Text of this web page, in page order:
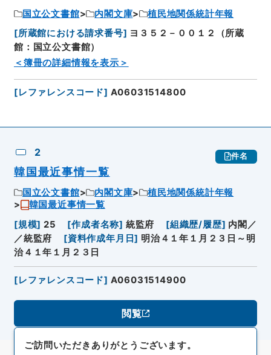
国立公文書館 内閣文庫
植民地関係統計年報
[所蔵館における請求番号] ヨ３５２－００１２（所蔵
館：国立公文書館）
＜簿冊の詳細情報を表示＞
[レファレンスコード] A06031514800
2 件名
韓国最近事情一覧
国立公文書館 内閣文庫
植民地関係統計年報
韓国最近事情一覧
[規模] 25 [作成者名称] 統監府 [組織歴/履歴] 内閣／
／統監府
[資料作成年月日] 明治４１年１月２３日～明
治４１年１月２３日
[レファレンスコード] A06031514900
閲覧
ご訪問いただきありがとうございます。